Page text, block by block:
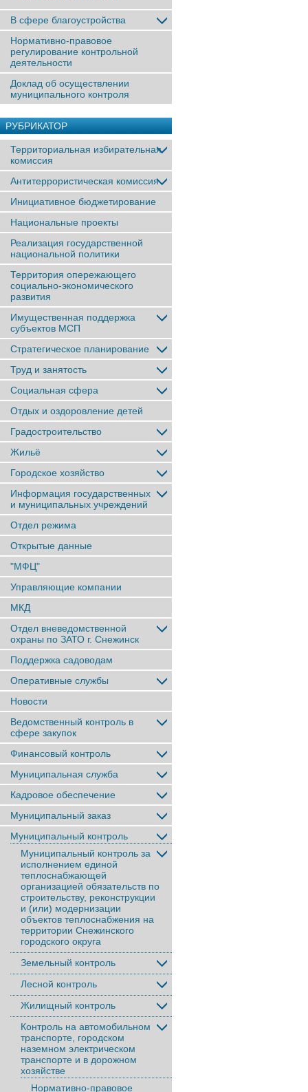
В сфере благоустройства
Нормативно-правовое
регулирование контрольной
деятельности
Доклад об осуществлении
муниципального контроля
РУБРИКАТОР
Территориальная избирательная
комиссия
Антитеррористическая комиссия
Инициативное бюджетирование
Национальные проекты
Реализация государственной
национальной политики
Территория опережающего
социально-экономического
развития
Имущественная поддержка
субъектов МСП
Стратегическое планирование
Труд и занятость
Социальная сфера
Отдых и оздоровление детей
Градостроительство
Жильё
Городское хозяйство
Информация государственных
и муниципальных учреждений
Отдел режима
Открытые данные
"МФЦ"
Управляющие компании
МКД
Отдел вневедомственной
охраны по ЗАТО г. Снежинск
Поддержка садоводам
Оперативные службы
Новости
Ведомственный контроль в
сфере закупок
Финансовый контроль
Муниципальная служба
Кадровое обеспечение
Муниципальный заказ
Муниципальный контроль
Муниципальный контроль за
исполнением единой
теплоснабжающей
организацией обязательств по
строительству, реконструкции
и (или) модернизации
объектов теплоснабжения на
территории Снежинского
городского округа
Земельный контроль
Лесной контроль
Жилищный контроль
Контроль на автомобильном
транспорте, городском
наземном электрическом
транспорте и в дорожном
хозяйстве
Нормативно-правовое